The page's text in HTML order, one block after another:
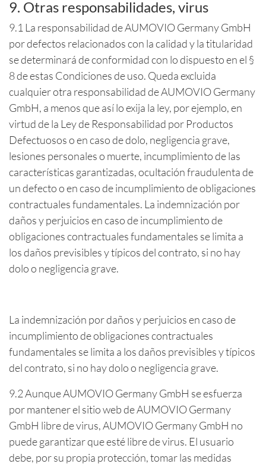
9. Otras responsabilidades, virus
9.1 La responsabilidad de AUMOVIO Germany GmbH
por defectos relacionados con la calidad y la titularidad
se determinará de conformidad con lo dispuesto en el §
8 de estas Condiciones de uso. Queda excluida
cualquier otra responsabilidad de AUMOVIO Germany
GmbH, a menos que así lo exija la ley, por ejemplo, en
virtud de la Ley de Responsabilidad por Productos
Defectuosos o en caso de dolo, negligencia grave,
lesiones personales o muerte, incumplimiento de las
características garantizadas, ocultación fraudulenta de
un defecto o en caso de incumplimiento de obligaciones
contractuales fundamentales. La indemnización por
daños y perjuicios en caso de incumplimiento de
obligaciones contractuales fundamentales se limita a
los daños previsibles y típicos del contrato, si no hay
dolo o negligencia grave.
La indemnización por daños y perjuicios en caso de
incumplimiento de obligaciones contractuales
fundamentales se limita a los daños previsibles y típicos
del contrato, si no hay dolo o negligencia grave.
9.2 Aunque AUMOVIO Germany GmbH se esfuerza
por mantener el sitio web de AUMOVIO Germany
GmbH libre de virus, AUMOVIO Germany GmbH no
puede garantizar que esté libre de virus. El usuario
debe, por su propia protección, tomar las medidas